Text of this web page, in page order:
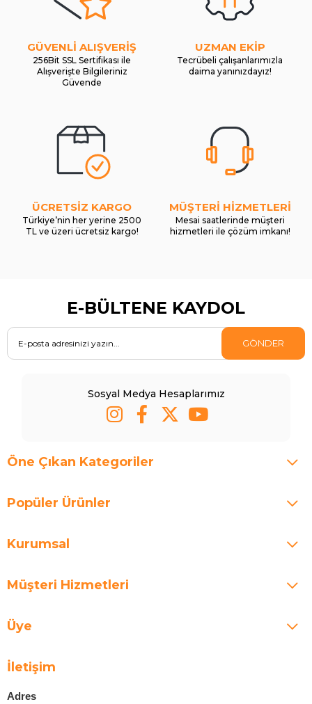
GÜVENLİ ALIŞVERİŞ
256Bit SSL Sertifikası ile
Alışverişte Bilgileriniz
Güvende
UZMAN EKİP
Tecrübeli çalışanlarımızla
daima yanınızdayız!
ÜCRETSİZ KARGO
Türkiye’nin her yerine 2500
TL ve üzeri ücretsiz kargo!
MÜŞTERİ HİZMETLERİ
Mesai saatlerinde müşteri
hizmetleri ile çözüm imkanı!
E-BÜLTENE KAYDOL
GÖNDER
Sosyal Medya Hesaplarımız
Öne Çıkan Kategoriler
Popüler Ürünler
Kurumsal
Müşteri Hizmetleri
Üye
İletişim
Adres